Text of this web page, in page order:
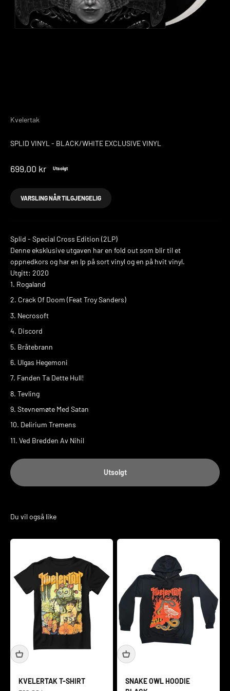
Kvelertak
SPLID VINYL - BLACK/WHITE EXCLUSIVE VINYL
Salgspris
699,00 kr Utsolgt
VARSLING NÅR TILGJENGELIG
Splid - Special Cross Edition (2LP)
Denne eksklusive utgaven har en fold out som blir til et
oppnedkors og har en lp på sort vinyl og en på hvit vinyl.
Utgitt: 2020
Rogaland
Crack Of Doom (Feat Troy Sanders)
Necrosoft
Discord
Bråtebrann
Ulgas Hegemoni
Fanden Ta Dette Hull!
Tevling
Stevnemøte Med Satan
Delirium Tremens
Ved Bredden Av Nihil
Utsolgt
KVELERTAK T-SHIRT
SNAKE OWL HOODIE